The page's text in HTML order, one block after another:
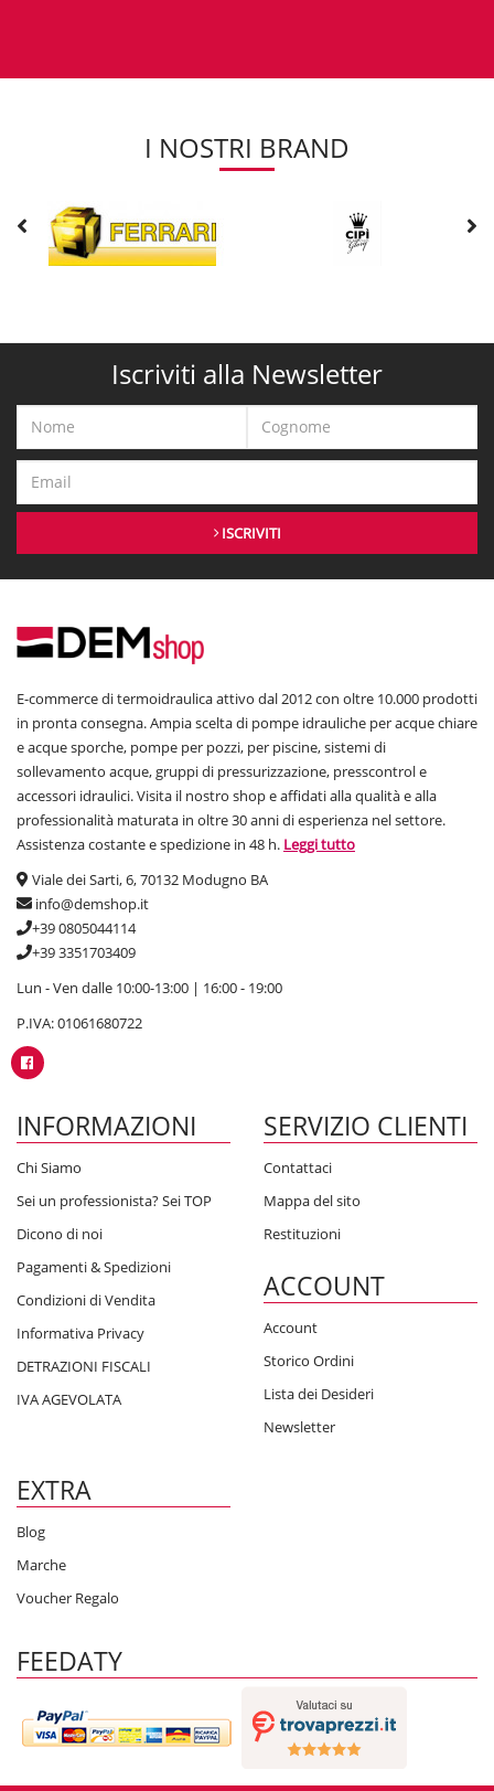
I NOSTRI BRAND
Iscriviti alla Newsletter
ISCRIVITI
E-commerce di termoidraulica attivo dal 2012 con oltre 10.000 prodotti
in pronta consegna. Ampia scelta di pompe idrauliche per acque chiare
e acque sporche, pompe per pozzi, per piscine, sistemi di
sollevamento acque, gruppi di pressurizzazione, presscontrol e
accessori idraulici. Visita il nostro shop e affidati alla qualità e alla
professionalità maturata in oltre 30 anni di esperienza nel settore.
Assistenza costante e spedizione in 48 h. Leggi tutto
Viale dei Sarti, 6, 70132 Modugno BA
info@demshop.it
+39 0805044114
+39 3351703409
Lun - Ven dalle 10:00-13:00 | 16:00 - 19:00
P.IVA: 01061680722
INFORMAZIONI
Chi Siamo
Sei un professionista? Sei TOP
Dicono di noi
Pagamenti & Spedizioni
Condizioni di Vendita
Informativa Privacy
DETRAZIONI FISCALI
IVA AGEVOLATA
SERVIZIO CLIENTI
Contattaci
Mappa del sito
Restituzioni
ACCOUNT
Account
Storico Ordini
Lista dei Desideri
Newsletter
EXTRA
Blog
Marche
Voucher Regalo
FEEDATY